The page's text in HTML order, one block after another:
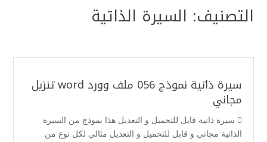
التصنيف: السيرة الذاتية
سيرة ذاتية نموذج 056 ملف وورد word تنزيل
مجاني
 سيرة ذاتية قابل للتحميل و التعديل هذا نموذج من السيرة
الذاتية مجاني و قابل للتحميل و التعديل مثالي لكل نوع من